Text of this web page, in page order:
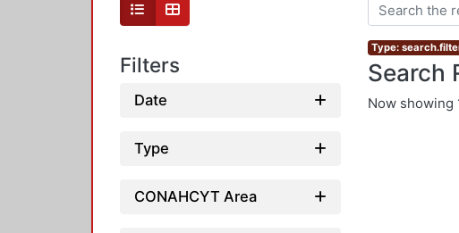
Filters
Date
Type
CONAHCYT Area
Type:
Search
Now showing